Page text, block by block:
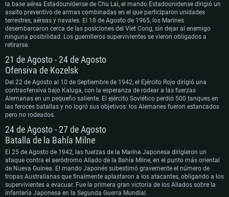
la base aérea Estadounidense de Chu Lai, el mando Estadounidense dirigió un
asalto preventivo de armas combinadas en el que participaron unidades
terrestres, aéreas y navales. El 18 de Agosto de 1965, los Marines
desembarcaron cerca de las posiciones del Viet Cong, sin dejar al enemigo
ninguna posibilidad. Los guerrilleros supervivientes se vieron obligados a
retirarse.
21 de Agosto - 24 de Agosto
Ofensiva de Kozelsk
Del 22 de Agosto al 10 de Septiembre de 1942, el Ejército Rojo dirigió una
contraofensiva bajo Kaluga, con la esperanza de rodear a las fuerzas
Alemanas en un pequeño saliente. El ejército Soviético perdió 500 tanques en
las feroces batallas y no logró sus objetivos: los Alemanes fueron estancados
pero no rodeados.
24 de Agosto - 27 de Agosto
Batalla de la Bahía Milne
El 25 de Agosto de 1942, las fuerzas de la Marina Japonesa dirigieron un
ataque contra el aeródromo Aliado de la Bahía Milne, en el punto más oriental
de Nueva Guinea. El mando Japonés subestimó gravemente el número de
tropas Australianas que finalmente aplastaron a los atacantes, obligando a los
supervivientes a evacuar. Fue la primera gran victoria de los Aliados sobre la
infantería Japonesa en la Segunda Guerra Mundial.